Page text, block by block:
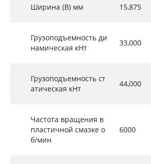
Ширина (B) мм 15,875
Грузоподъемность ди
намическая кНт
33,000
Грузоподъемность ст
атическая кНт
44,000
Частота вращения в
пластичной смазке о
б/мин
6000